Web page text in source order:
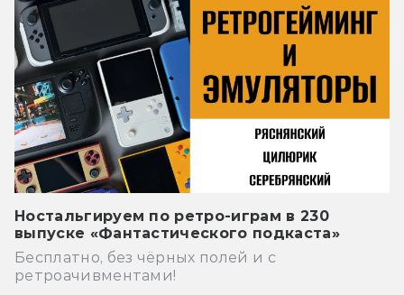
Ностальгируем по ретро-играм в 230
выпуске «Фантастического подкаста»
Бесплатно, без чёрных полей и с
ретроачивментами!